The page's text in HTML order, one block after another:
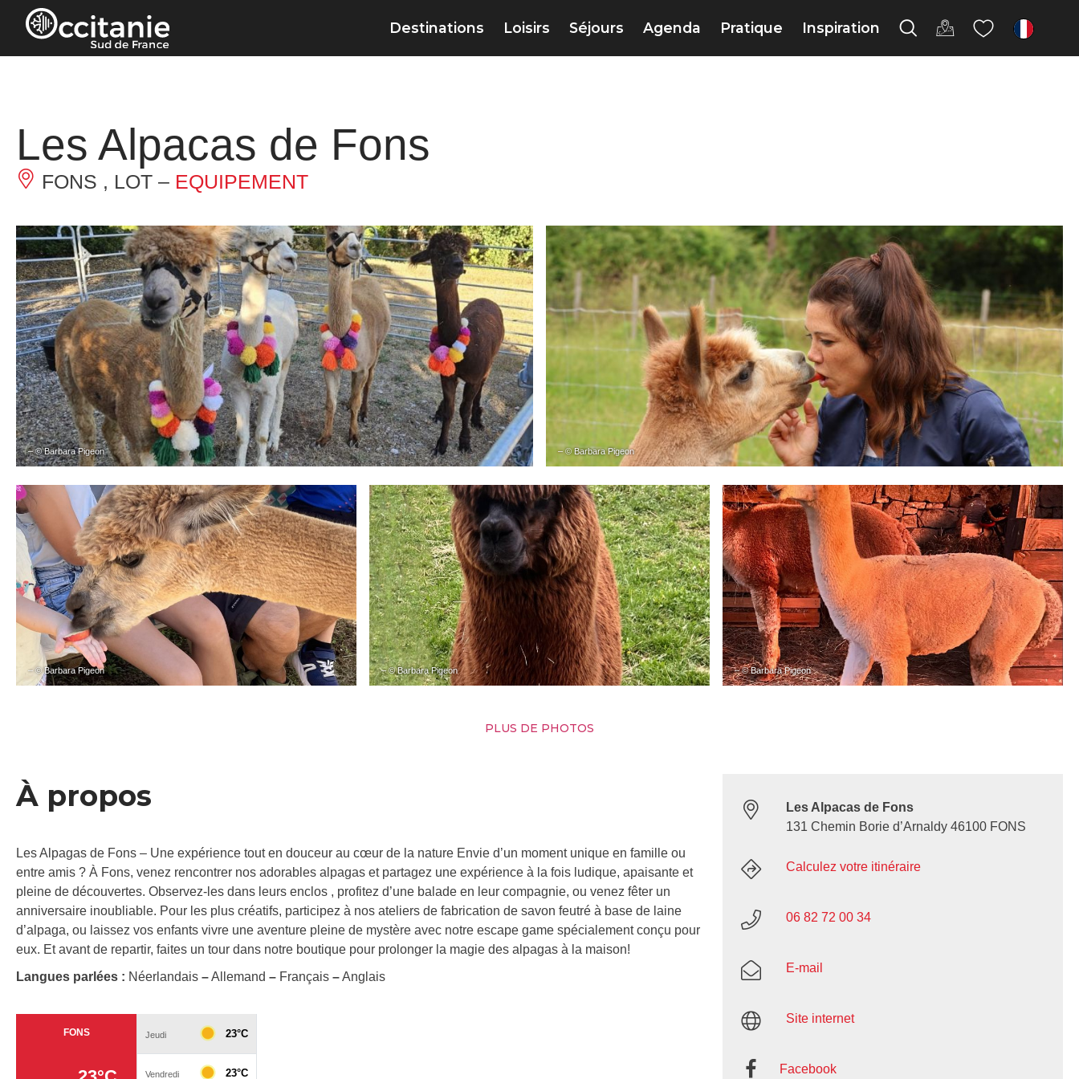
Panneau de gestion des cookies
Destinations Loisirs Séjours Agenda Pratique Inspiration fr
Les Alpacas de Fons
FONS , LOT – EQUIPEMENT
– © Barbara Pigeon – © Barbara Pigeon
– © Barbara Pigeon – © Barbara Pigeon – © Barbara Pigeon
PLUS DE PHOTOS
À propos
Les Alpagas de Fons – Une expérience tout en douceur au cœur de la nature Envie d’un moment unique en famille ou
entre amis ? À Fons, venez rencontrer nos adorables alpagas et partagez une expérience à la fois ludique, apaisante et
pleine de découvertes. Observez-les dans leurs enclos , profitez d’une balade en leur compagnie, ou venez fêter un
anniversaire inoubliable. Pour les plus créatifs, participez à nos ateliers de fabrication de savon feutré à base de laine
d’alpaga, ou laissez vos enfants vivre une aventure pleine de mystère avec notre escape game spécialement conçu pour
eux. Et avant de repartir, faites un tour dans notre boutique pour prolonger la magie des alpagas à la maison!
Langues parlées : Néerlandais –Allemand – Français –Anglais
Les Alpacas de Fons
131 Chemin Borie d’Arnaldy 46100 FONS
Calculez votre itinéraire
06 82 72 00 34
E-mail
Site internet
Facebook